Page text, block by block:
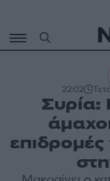
περιεχόμενο
22:02